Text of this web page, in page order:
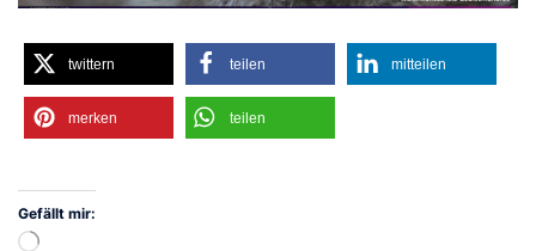
twittern teilen mitteilen
merken teilen
Gefällt mir:
Wird